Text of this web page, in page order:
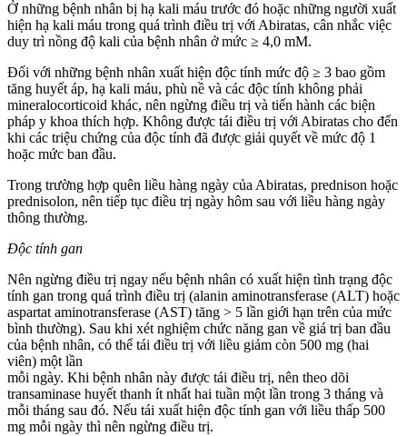
Ở những bệnh nhân bị hạ kali máu trước đó hoặc những người xuất
hiện hạ kali máu trong quá trình điều trị với Abiratas, cân nhắc việc
duy trì nồng độ kali của bệnh nhân ở mức ≥ 4,0 mM.
Đối với những bệnh nhân xuất hiện độc tính mức độ ≥ 3 bao gồm
tăng huyết áp, hạ kali máu, phù nề và các độc tính không phải
mineralocorticoid khác, nên ngừng điều trị và tiến hành các biện
pháp y khoa thích hợp. Không được tái điều trị với Abiratas cho đến
khi các triệu chứng của độc tính đã được giải quyết về mức độ 1
hoặc mức ban đầu.
Trong trường hợp quên liều hàng ngày của Abiratas, prednison hoặc
prednisolon, nên tiếp tục điều trị ngày hôm sau với liều hàng ngày
thông thường.
Độc tính gan
Nên ngừng điều trị ngay nếu bệnh nhân có xuất hiện tình trạng độc
tính gan trong quá trình điều trị (alanin aminotransferase (ALT) hoặc
aspartat aminotransferase (AST) tăng > 5 lần giới hạn trên của mức
bình thường). Sau khi xét nghiệm chức năng gan về giá trị ban đầu
của bệnh nhân, có thể tái điều trị với liều giảm còn 500 mg (hai
viên) một lần
mỗi ngày. Khi bệnh nhân này được tái điều trị, nên theo dõi
transaminase huyết thanh ít nhất hai tuần một lần trong 3 tháng và
mỗi tháng sau đó. Nếu tái xuất hiện độc tính gan với liều thấp 500
mg mỗi ngày thì nên ngừng điều trị.